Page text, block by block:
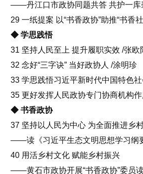
——丹江口市政协同题共答 共护一库
29 一纸提案 以“书香政协”助推“书香
◆ 学思践悟
31 坚持人民至上 提升履职实效 /张欧
32 念好“三字诀” 当好政协人 /涂明珍
33 学思践悟习近平新时代中国特色
35 更好发挥人民政协专门协商机构
◆ 书香政协
37 坚持以人民为中心 为全面推进乡
——读《习近平生态文明思想学习纲
40 用活乡村文化 赋能乡村振兴
——黄石市政协开展“书香政协”委员